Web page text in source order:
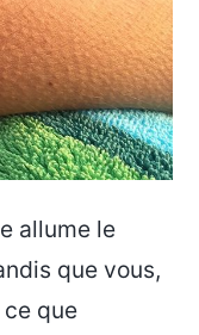
allume le
que vous,
que